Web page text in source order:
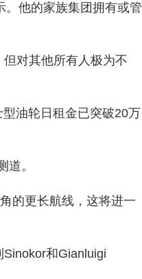
。他的家族集团拥有或管
对其他所有人极为不
油轮日租金已突破20万
。
的更长航线，这将进一
和Gianluigi